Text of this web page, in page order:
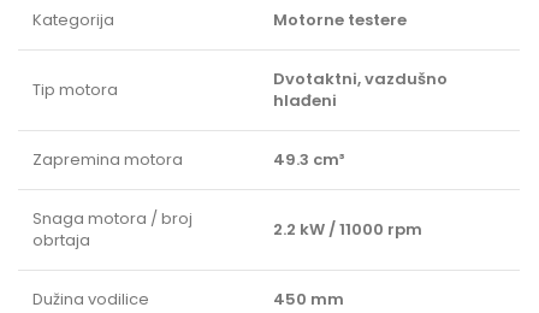
Kategorija Motorne testere
Tip motora
Dvotaktni, vazdušno
hlađeni
Zapremina motora 49.3 cm³
Snaga motora / broj
obrtaja
2.2 kW / 11000 rpm
Dužina vodilice 450 mm